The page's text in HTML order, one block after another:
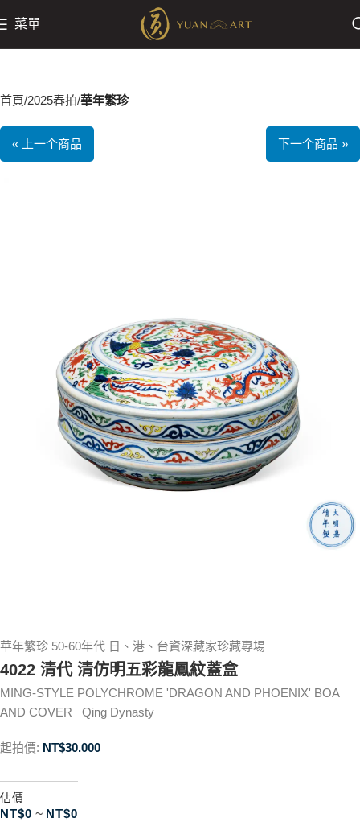
菜單
首頁 2025春拍 華年繁珍
« 上一个商品 下一个商品 »
華年繁珍 50-60年代 日、港、台資深藏家珍藏專場
4022 清代 清仿明五彩龍鳳紋蓋盒
MING-STYLE POLYCHROME 'DRAGON AND PHOENIX' BOA
AND COVER Qing Dynasty
起拍價: NT$30.000
估價
NT$0 ~ NT$0